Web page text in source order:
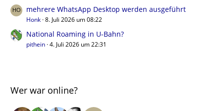
mehrere WhatsApp Desktop werden ausgeführt
Honk 8. Juli 2026 um 08:22
National Roaming in U-Bahn?
pithein 4. Juli 2026 um 22:31
Wer war online?